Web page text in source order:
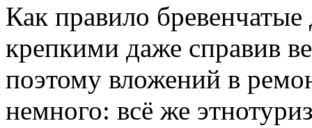
Как правило
крепкими даже справив
поэтому вложений в
немного: всё же